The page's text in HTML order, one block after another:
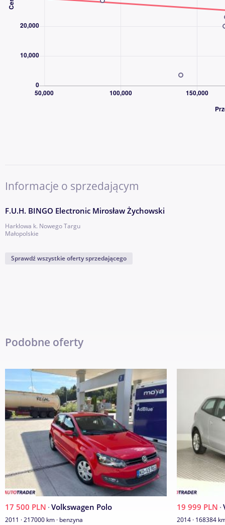
Informacje o sprzedającym
F.U.H. BINGO Electronic Mirosław Żychowski
Harklowa k. Nowego Targu
Małopolskie
Sprawdź wszystkie oferty sprzedającego
Podobne oferty
17 500 PLN ·Volkswagen Polo
2011 · 217000 km · benzyna
19 999 PLN ·
2014 · 168384